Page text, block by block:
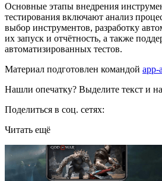
Основные этапы внедрения
тестирования включают анализ
выбор инструментов, разработку
их запуск и отчётность, а также
автоматизированных тестов.
Материал подготовлен командой app-
Нашли опечатку? Выделите текст и
Поделиться в соц. сетях:
Читать ещё